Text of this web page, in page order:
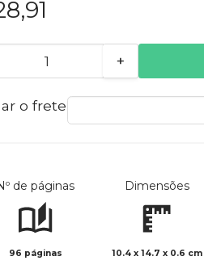
+
o frete
de páginas
96 páginas
Dimensões
10.4 x 14.7 x 0.6 cm